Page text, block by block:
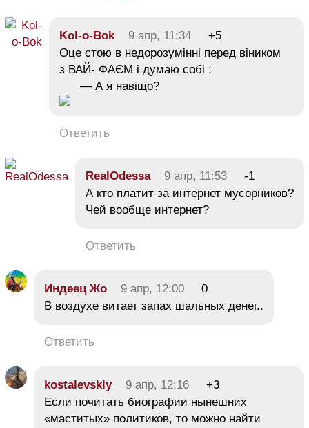
Kol-o-Bok 9 апр, 11:34
+5
Оце стою в недорозумінні перед віником
з ВАЙ- ФАЄМ і думаю собі :
— А я навіщо?
Ответить
RealOdessa 9 апр, 11:53
-1
А кто платит за интернет мусорников?
Чей вообще интернет?
Ответить
Индеец Жо 9 апр, 12:00
0
В воздухе витает запах шальных денег..
Ответить
kostalevskiy 9 апр, 12:16
+3
Если почитать биографии нынешних
«маститых» политиков, то можно найти